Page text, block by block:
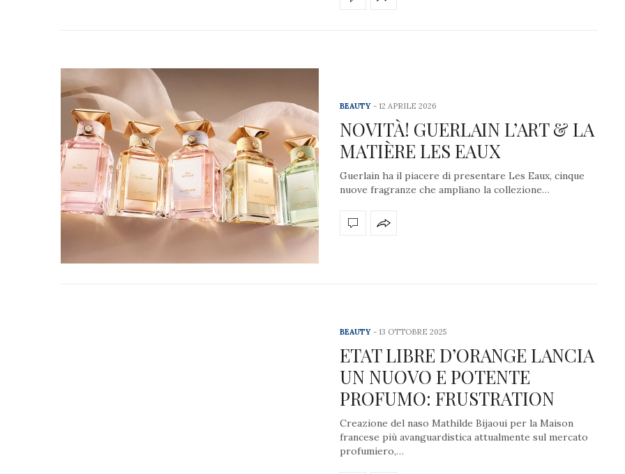
BEAUTY 12 APRILE 2026
NOVITÀ! GUERLAIN L’ART & LA
MATIÈRE LES EAUX
Guerlain ha il piacere di presentare Les Eaux, cinque
nuove fragranze che ampliano la collezione…
BEAUTY 13 OTTOBRE 2025
ETAT LIBRE D’ORANGE LANCIA
UN NUOVO E POTENTE
PROFUMO: FRUSTRATION
Creazione del naso Mathilde Bijaoui per la Maison
francese più avanguardistica attualmente sul mercato
profumiero,…